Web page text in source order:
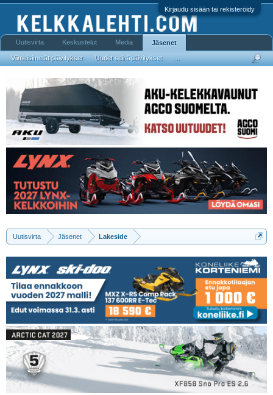
Kirjaudu sisään tai rekisteröidy
Uutisvirta Jäsenet Lakeside
Uutisvirta Keskustelut Media Jäsenet
Viimeisimmät päivitykset Uudet seinäpäivitykset